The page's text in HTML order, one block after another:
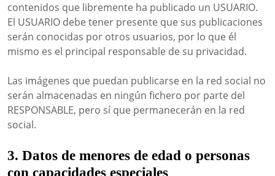
contenidos que libremente ha publicado un USUARIO.
El USUARIO debe tener presente que sus publicaciones
serán conocidas por otros usuarios, por lo que él
mismo es el principal responsable de su privacidad.
Las imágenes que puedan publicarse en la red social no
serán almacenadas en ningún fichero por parte del
RESPONSABLE, pero sí que permanecerán en la red
social.
3. Datos de menores de edad o personas
con capacidades especiales